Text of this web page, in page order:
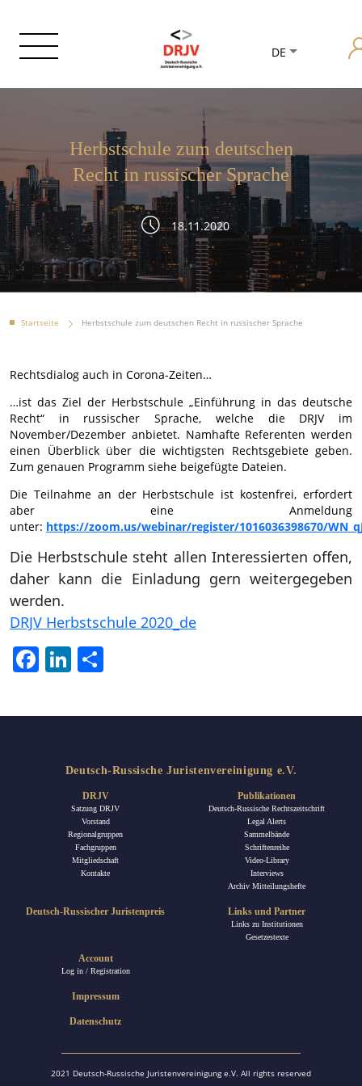
DE
Herbstschule zum deutschen
Recht in russischer Sprache
18.11.2020
Startseite Herbstschule zum deutschen Recht in russischer Sprache
Rechtsdialog auch in Corona-Zeiten…
…ist das Ziel der Herbstschule „Einführung in das deutsche
Recht“ in russischer Sprache, welche die DRJV im
November/Dezember anbietet. Namhafte Referenten werden
einen Überblick über die wichtigsten Rechtsgebiete geben.
Zum genauen Programm siehe beigefügte Dateien.
Die Teilnahme an der Herbstschule ist kostenfrei, erfordert
aber eine Anmeldung
unter: https://zoom.us/webinar/register/1016036398670/
Die Herbstschule steht allen Interessierten offen,
daher kann die Einladung gern weitergegeben
werden.
DRJV Herbstschule 2020_de
FacebookLinkedIn
Deutsch-Russische Juristenvereinigung e.V.
DRJV
Satzung DRJV
Vorstand
Regionalgruppen
Fachgruppen
Mitgliedschaft
Kontakte
Publikationen
Deutsch-Russische Rechtszeitschrift
Legal Alerts
Sammelbände
Schriftenreihe
Video-Library
Interviews
Archiv Mitteilungshefte
Deutsch-Russischer Juristenpreis
Account
Log in / Registration
Links und Partner
Links zu Institutionen
Gesetzestexte
Impressum
Datenschutz
2021 Deutsch-Russische Juristenvereinigung e.V. All rights reserved